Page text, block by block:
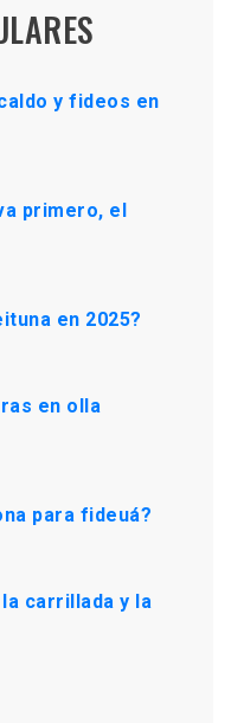
y fideos en
primero, el
en 2025?
en olla
para fideuá?
carrillada y la